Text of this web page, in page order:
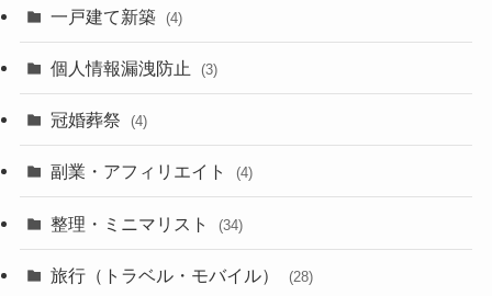
(19)
(6)
(8)
(7)
(3)
(3)
一戸建て新築 (4)
個人情報漏洩防止 (3)
冠婚葬祭 (4)
副業・アフィリエイト (4)
整理・ミニマリスト (34)
旅行（トラベル・モバイル） (28)